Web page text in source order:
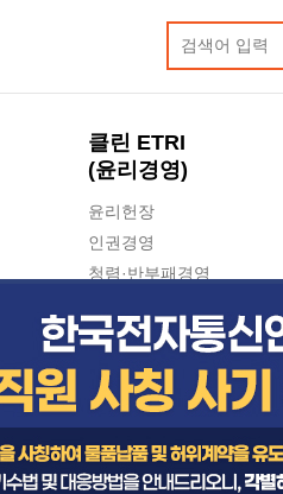
클린 ETRI
(윤리경영)
윤리헌장
인권경영
청렴·반부패경영
청렴포털 신고
수의계약 현황
부패징계 현황